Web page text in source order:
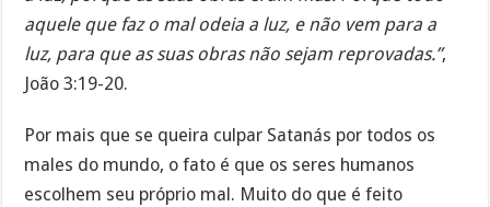
aquele que faz o mal odeia a luz, e não vem para a
luz, para que as suas obras não sejam reprovadas.”,
João 3:19-20.
Por mais que se queira culpar Satanás por todos os
males do mundo, o fato é que os seres humanos
escolhem seu próprio mal. Muito do que é feito